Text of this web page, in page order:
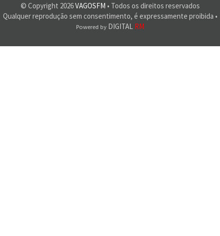
© Copyright 2026VAGOSFM • Todos os direitos reservados
Qualquer reprodução sem consentimento, é expressamente proibida •
Powered byDIGITAL RM